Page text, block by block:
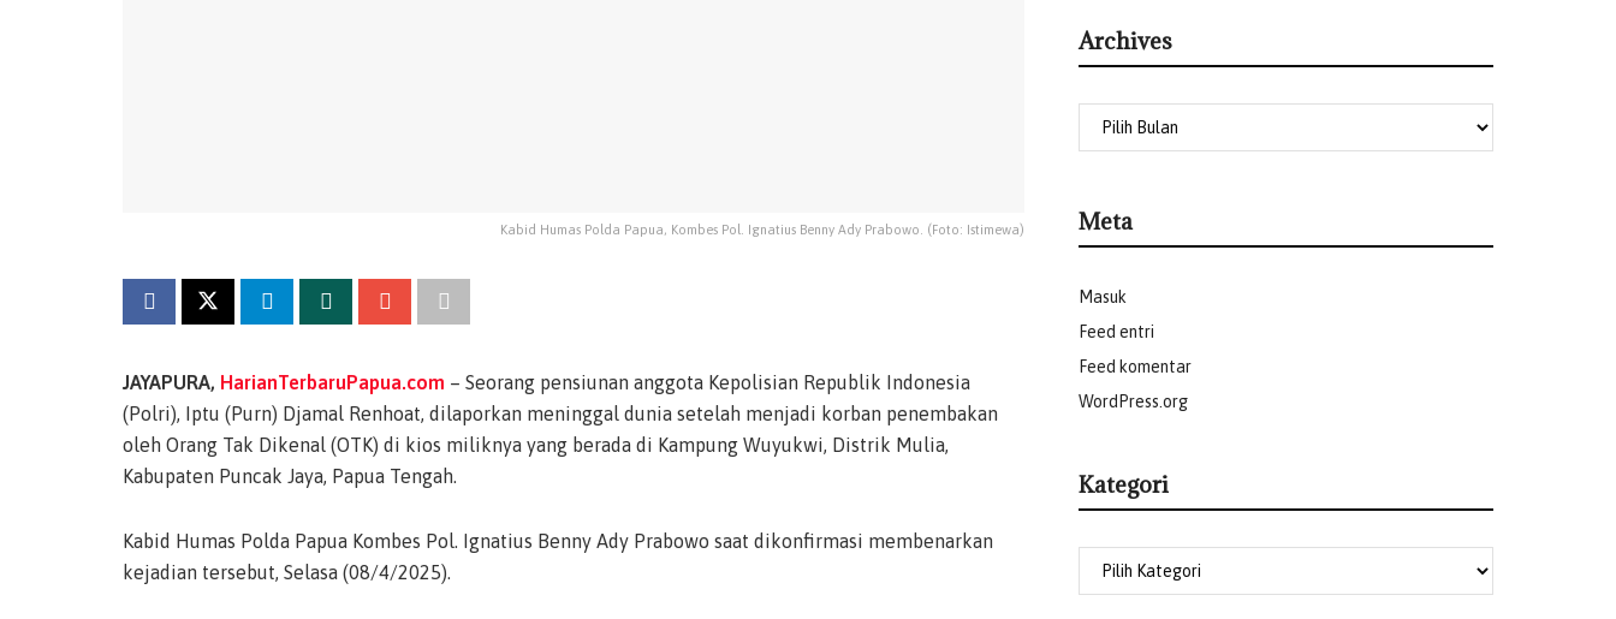
Kabid Humas Polda Papua, Kombes Pol. Ignatius Benny Ady Prabowo. (Foto: Istimewa)
JAYAPURA, HarianTerbaruPapua.com – Seorang pensiunan anggota Kepolisian Republik Indonesia
(Polri), Iptu (Purn) Djamal Renhoat, dilaporkan meninggal dunia setelah menjadi korban penembakan
oleh Orang Tak Dikenal (OTK) di kios miliknya yang berada di Kampung Wuyukwi, Distrik Mulia,
Kabupaten Puncak Jaya, Papua Tengah.
Kabid Humas Polda Papua Kombes Pol. Ignatius Benny Ady Prabowo saat dikonfirmasi membenarkan
kejadian tersebut, Selasa (08/4/2025).
Archives
Meta
Masuk
Feed entri
Feed komentar
WordPress.org
Kategori